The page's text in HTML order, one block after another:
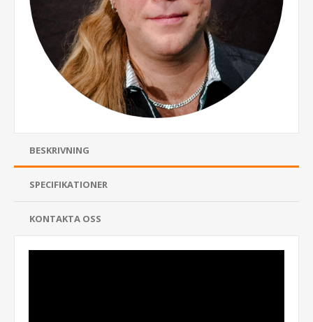
BESKRIVNING
SPECIFIKATIONER
KONTAKTA OSS